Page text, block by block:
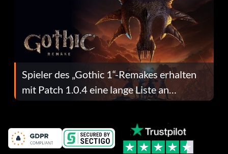
Spieler des „Gothic 1“-Remakes erhalten
mit Patch 1.0.4 eine lange Liste an
Fehlerbehebungen